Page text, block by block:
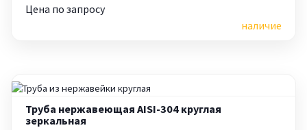
Цена по запросу
наличие
Труба нержавеющая AISI-304 круглая
зеркальная